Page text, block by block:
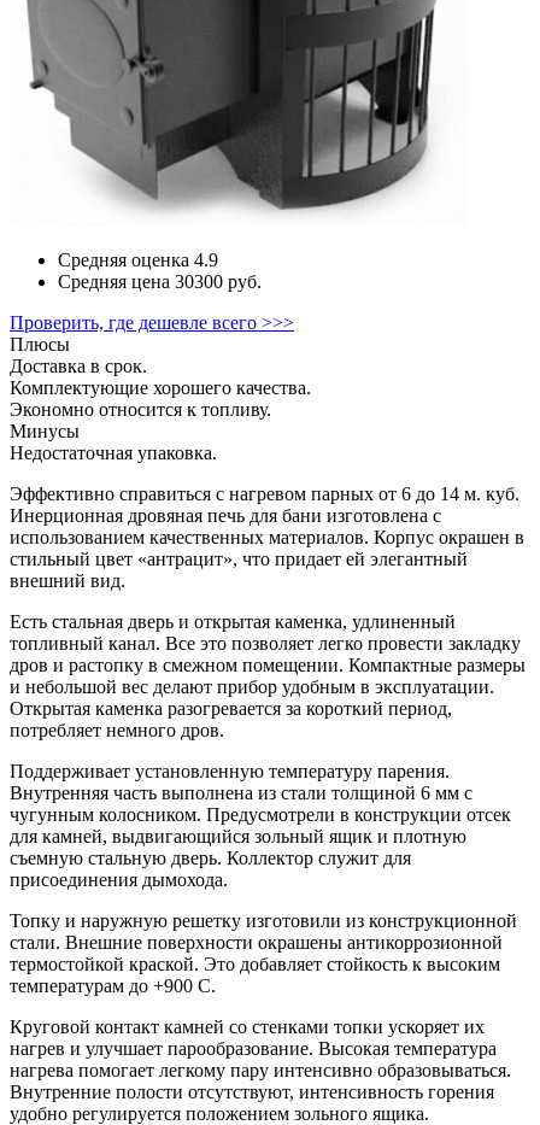
Средняя оценка 4.9
Средняя цена 30300 руб.
Проверить, где дешевле всего >>>
Плюсы
Доставка в срок.
Комплектующие хорошего качества.
Экономно относится к топливу.
Минусы
Недостаточная упаковка.
Эффективно справиться с нагревом парных от 6 до 14 м. куб.
Инерционная дровяная печь для бани изготовлена с
использованием качественных материалов. Корпус окрашен в
стильный цвет «антрацит», что придает ей элегантный
внешний вид.
Есть стальная дверь и открытая каменка, удлиненный
топливный канал. Все это позволяет легко провести закладку
дров и растопку в смежном помещении. Компактные размеры
и небольшой вес делают прибор удобным в эксплуатации.
Открытая каменка разогревается за короткий период,
потребляет немного дров.
Поддерживает установленную температуру парения.
Внутренняя часть выполнена из стали толщиной 6 мм с
чугунным колосником. Предусмотрели в конструкции отсек
для камней, выдвигающийся зольный ящик и плотную
съемную стальную дверь. Коллектор служит для
присоединения дымохода.
Топку и наружную решетку изготовили из конструкционной
стали. Внешние поверхности окрашены антикоррозионной
термостойкой краской. Это добавляет стойкость к высоким
температурам до +900 C.
Круговой контакт камней со стенками топки ускоряет их
нагрев и улучшает парообразование. Высокая температура
нагрева помогает легкому пару интенсивно образовываться.
Внутренние полости отсутствуют, интенсивность горения
удобно регулируется положением зольного ящика.